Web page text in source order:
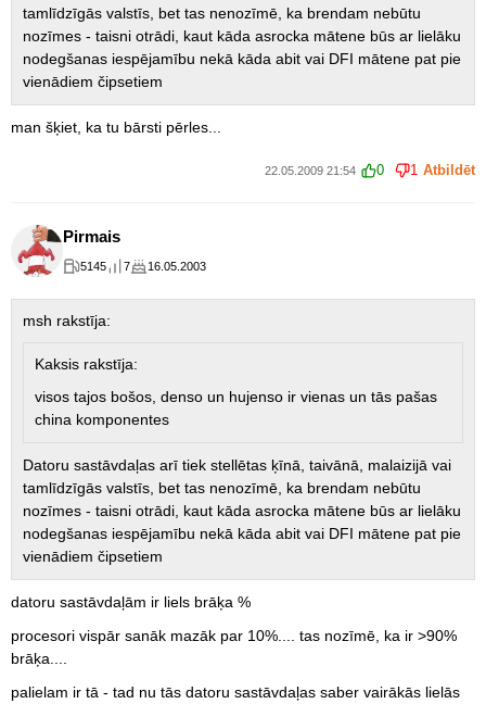
tamlīdzīgās valstīs, bet tas nenozīmē, ka brendam nebūtu
nozīmes - taisni otrādi, kaut kāda asrocka mātene būs ar lielāku
nodegšanas iespējamību nekā kāda abit vai DFI mātene pat pie
vienādiem čipsetiem
man šķiet, ka tu bārsti pērles...
22.05.2009 21:54 0 1 Atbildēt
Pirmais
5145 7 16.05.2003
msh rakstīja:
Kaksis rakstīja:
visos tajos bošos, denso un hujenso ir vienas un tās pašas
china komponentes
Datoru sastāvdaļas arī tiek stellētas ķīnā, taivānā, malaizijā vai
tamlīdzīgās valstīs, bet tas nenozīmē, ka brendam nebūtu
nozīmes - taisni otrādi, kaut kāda asrocka mātene būs ar lielāku
nodegšanas iespējamību nekā kāda abit vai DFI mātene pat pie
vienādiem čipsetiem
datoru sastāvdaļām ir liels brāķa %
procesori vispār sanāk mazāk par 10%.... tas nozīmē, ka ir >90%
brāķa....
palielam ir tā - tad nu tās datoru sastāvdaļas saber vairākās lielās